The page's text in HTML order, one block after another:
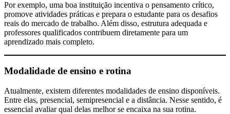
Por exemplo, uma boa instituição incentiva o pensamento crítico,
promove atividades práticas e prepara o estudante para os desafios
reais do mercado de trabalho. Além disso, estrutura adequada e
professores qualificados contribuem diretamente para um
aprendizado mais completo.
Modalidade de ensino e rotina
Atualmente, existem diferentes modalidades de ensino disponíveis.
Entre elas, presencial, semipresencial e a distância. Nesse sentido, é
essencial avaliar qual delas melhor se encaixa na sua rotina.